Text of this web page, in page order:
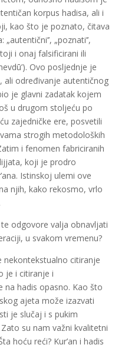
korpus hadisa, ali i
kao što je poznato, čitava
„poznati’’,
i onaj falsificirani ili
Ovo posljednje je
ali određivanje autentičnog
je glavni zadatak kojem
u drugom stoljeću po
zajedničke ere, posvetili
strogih metodoloških
i fenomen fabriciranih
koji je prodro
Istinskoj ulemi ove
njih, kako rekosmo, vrlo
te odgovore valja obnavljati
u svakom vremenu?
nekontekstualno citiranje
je i citiranje i
na hadis opasno. Kao što
ajeta može izazvati
je slučaj i s pukim
su nam važni kvalitetni
hoću reći? Kur’an i hadis